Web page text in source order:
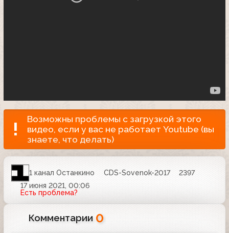
Возможны проблемы с загрузкой этого
видео, если у вас не работает Youtube (вы
знаете, что делать)
1 канал Останкино CDS-Sovenok-2017
2397
17 июня 2021, 00:06
Есть проблема?
Комментарии 0